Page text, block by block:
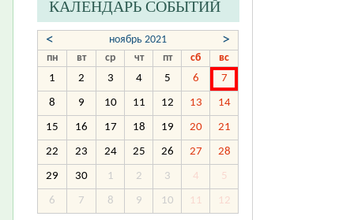
КАЛЕНДАРЬ СОБЫТИЙ
< ноябрь 2021 >
пн вт ср чт пт сб
вс
1
2 3 4 5 6 7
8 9 10 11 12 13 14
15 16 17 18 19 20 21
22 23 24 25 26 27 28
29 30 1 2 3 4 5
6 7 8 9 10 11 12